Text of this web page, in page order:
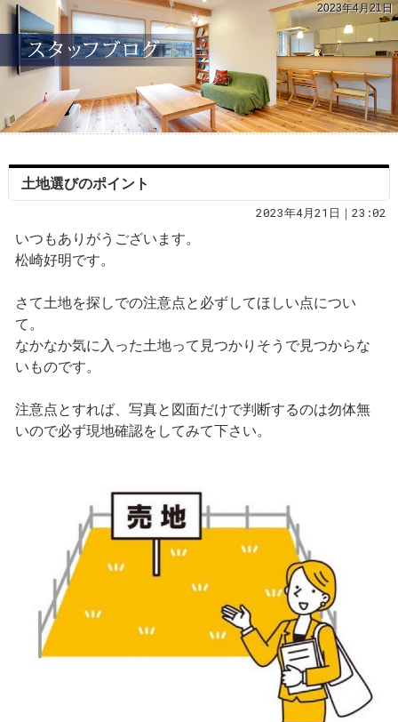
2023年4月21日
土地選びのポイント
2023年4月21日｜23:02
いつもありがうございます。
松崎好明です。
さて土地を探しでの注意点と必ずしてほしい点につい
て。
なかなか気に入った土地って見つかりそうで見つからな
いものです。
注意点とすれば、写真と図面だけで判断するのは勿体無
いので必ず現地確認をしてみて下さい。